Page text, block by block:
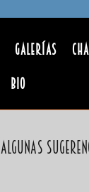
Galerías
Bio
Algunas